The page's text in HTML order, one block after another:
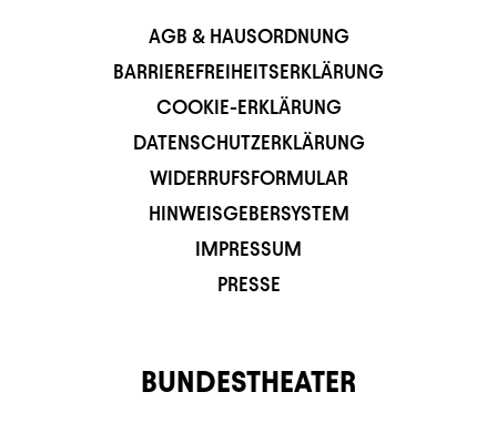
AGB & HAUSORDNUNG
BARRIEREFREIHEITSERKLÄRUNG
COOKIE-ERKLÄRUNG
DATENSCHUTZERKLÄRUNG
WIDERRUFSFORMULAR
HINWEISGEBERSYSTEM
IMPRESSUM
PRESSE
BUNDESTHEATER